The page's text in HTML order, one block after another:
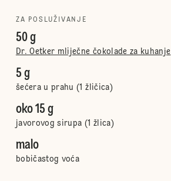
ZA POSLUŽIVANJE
50 g
Dr. Oetker mliječne čokolade za kuhanje
5 g
šećera u prahu (1 žličica)
oko 15 g
javorovog sirupa (1 žlica)
malo
bobičastog voća